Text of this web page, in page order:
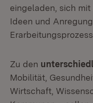
eingeladen, sich
Ideen und
Zu den
Mobilität,
Wirtschaft,